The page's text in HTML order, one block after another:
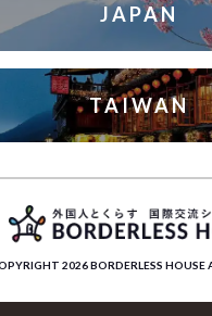
JAPAN
TAIWAN
2026 BORDERLESS HOUSE